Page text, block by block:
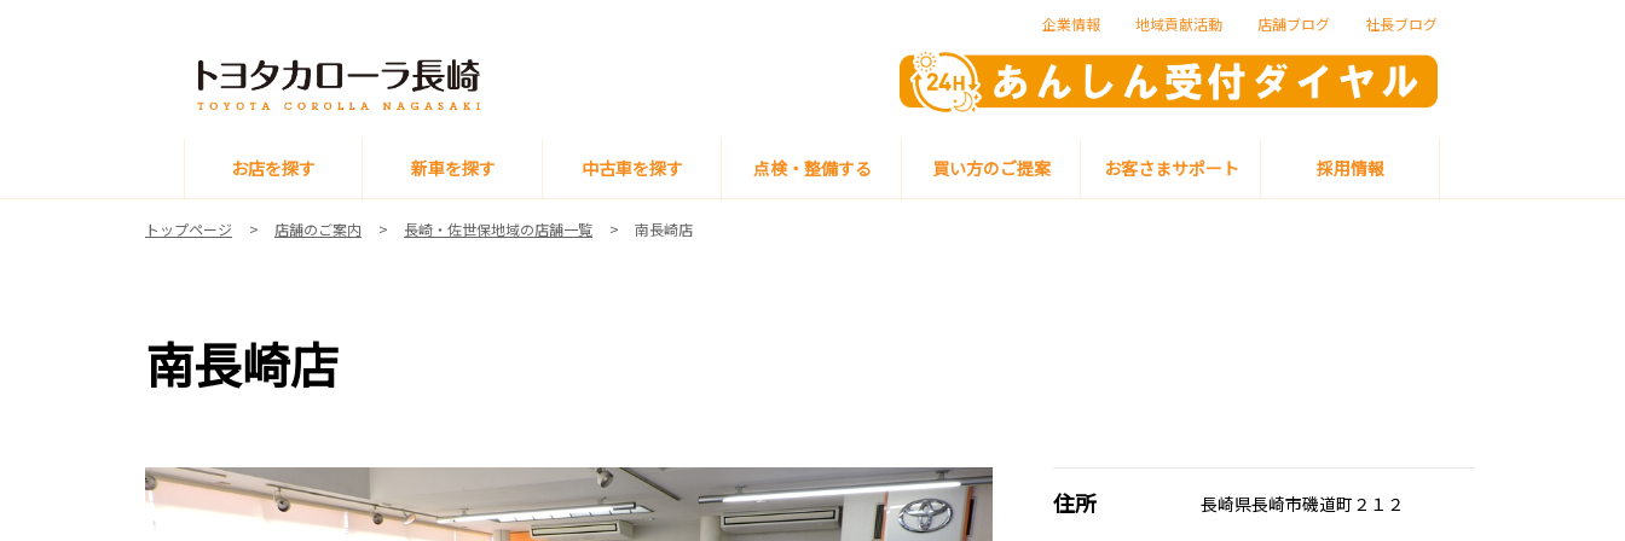
お店を探す 新車を探す 中古車を探す 点検・整備する 買い方のご提案 お客さまサポート 採用情報
企業情報 地域貢献活動 店舗ブログ 社長ブログ
トップページ 店舗のご案内 長崎・佐世保地域の店舗一覧 南長崎店
南長崎店
住所 長崎県長崎市磯道町２１２